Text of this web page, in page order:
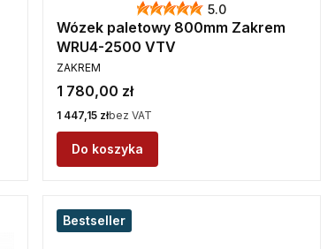
5.0
Wózek paletowy 800mm Zakrem
WRU4-2500 VTV
PRODUCENT
ZAKREM
Cena
1 780,00 zł
Cena
1 447,15 złbez VAT
Do koszyka
Bestseller